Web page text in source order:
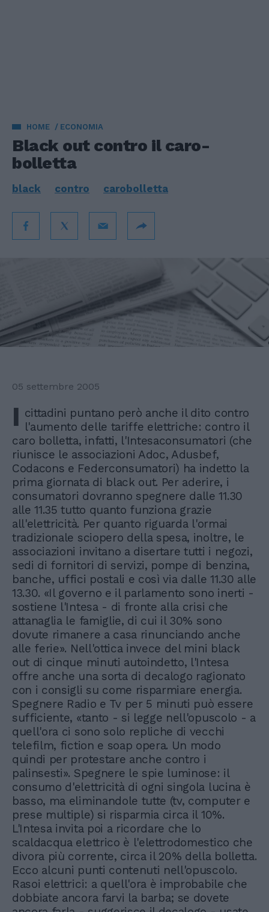
HOME ECONOMIA
Black out contro il caro-
bolletta
black contro carobolletta
05 settembre 2005
I cittadini puntano però anche il dito contro
l'aumento delle tariffe elettriche: contro il
caro bolletta, infatti, l'Intesaconsumatori (che
riunisce le associazioni Adoc, Adusbef,
Codacons e Federconsumatori) ha indetto la
prima giornata di black out. Per aderire, i
consumatori dovranno spegnere dalle 11.30
alle 11.35 tutto quanto funziona grazie
all'elettricità. Per quanto riguarda l'ormai
tradizionale sciopero della spesa, inoltre, le
associazioni invitano a disertare tutti i negozi,
sedi di fornitori di servizi, pompe di benzina,
banche, uffici postali e così via dalle 11.30 alle
13.30. «Il governo e il parlamento sono inerti -
sostiene l'Intesa - di fronte alla crisi che
attanaglia le famiglie, di cui il 30% sono
dovute rimanere a casa rinunciando anche
alle ferie». Nell'ottica invece del mini black
out di cinque minuti autoindetto, l'Intesa
offre anche una sorta di decalogo ragionato
con i consigli su come risparmiare energia.
Spegnere Radio e Tv per 5 minuti può essere
sufficiente, «tanto - si legge nell'opuscolo - a
quell'ora ci sono solo repliche di vecchi
telefilm, fiction e soap opera. Un modo
quindi per protestare anche contro i
palinsesti». Spegnere le spie luminose: il
consumo d'elettricità di ogni singola lucina è
basso, ma eliminandole tutte (tv, computer e
prese multiple) si risparmia circa il 10%.
L'Intesa invita poi a ricordare che lo
scaldacqua elettrico è l'elettrodomestico che
divora più corrente, circa il 20% della bolletta.
Ecco alcuni punti contenuti nell'opuscolo.
Rasoi elettrici: a quell'ora è improbabile che
dobbiate ancora farvi la barba; se dovete